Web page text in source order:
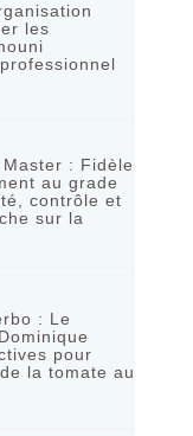
les
: Fidèle
au grade
contrôle et
sur la
: Le
pour
la tomate au